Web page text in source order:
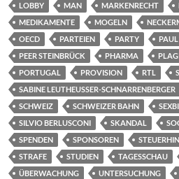
LOBBY
MAN MARKENRECHT
MEDIKAMENTE
MOGELN
OECD
PARTEIEN PARTY
PEER STEINBRÜCK
PHARMA
PORTUGAL
PROVISION RTL
SABINE LEUTHEUSSER-SCHNARRENBERGER
SCHWEIZ
SCHWEIZER BAHN
SILVIO BERLUSCONI
SKANDAL
SPENDEN
SPONSOREN
STRAFE
STUDIEN TAGESSCHAU
ÜBERWACHUNG
UNTERSUCHUNG